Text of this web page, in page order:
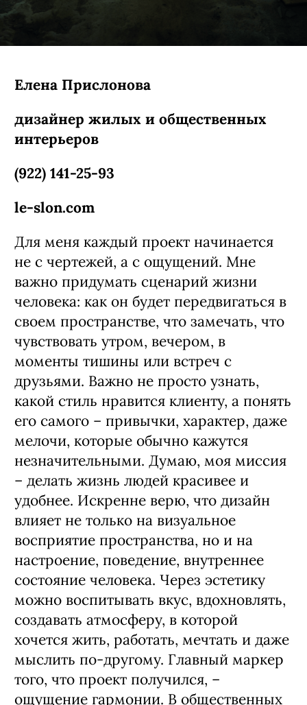
Елена Прислонова
дизайнер жилых и общественных
интерьеров
(922) 141-25-93
le-slon.com
Для меня каждый проект начинается
не с чертежей, а с ощущений. Мне
важно придумать сценарий жизни
человека: как он будет передвигаться в
своем пространстве, что замечать, что
чувствовать утром, вечером, в
моменты тишины или встреч с
друзьями. Важно не просто узнать,
какой стиль нравится клиенту, а понять
его самого – привычки, характер, даже
мелочи, которые обычно кажутся
незначительными. Думаю, моя миссия
– делать жизнь людей красивее и
удобнее. Искренне верю, что дизайн
влияет не только на визуальное
восприятие пространства, но и на
настроение, поведение, внутреннее
состояние человека. Через эстетику
можно воспитывать вкус, вдохновлять,
создавать атмосферу, в которой
хочется жить, работать, мечтать и даже
мыслить по-другому. Главный маркер
того, что проект получился, –
ощущение гармонии. В общественных